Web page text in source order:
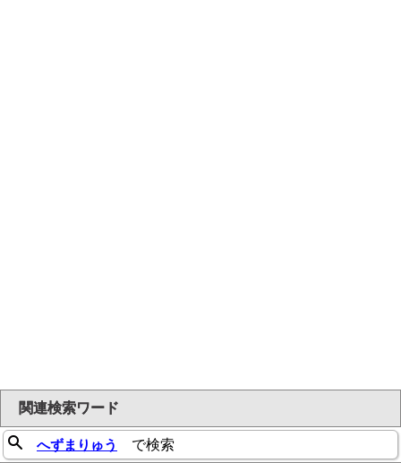
関連検索ワード
へずまりゅう で検索